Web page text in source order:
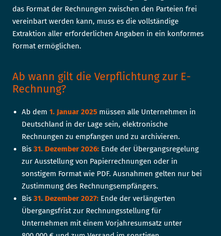
das Format der Rechnungen zwischen den Parteien frei
vereinbart werden kann, muss es die vollständige
Extraktion aller erforderlichen Angaben in ein konformes
Format ermöglichen.
Ab wann gilt die Verpflichtung zur E-
Rechnung?
Ab dem 1. Januar 2025müssen alle Unternehmen in
Deutschland in der Lage sein, elektronische
Rechnungen zu empfangen und zu archivieren.
Bis 31. Dezember 2026: Ende der Übergangsregelung
zur Ausstellung von Papierrechnungen oder in
sonstigem Format wie PDF. Ausnahmen gelten nur bei
Zustimmung des Rechnungsempfängers.
Bis 31. Dezember 2027: Ende der verlängerten
Übergangsfrist zur Rechnungsstellung für
Unternehmen mit einem Vorjahresumsatz unter